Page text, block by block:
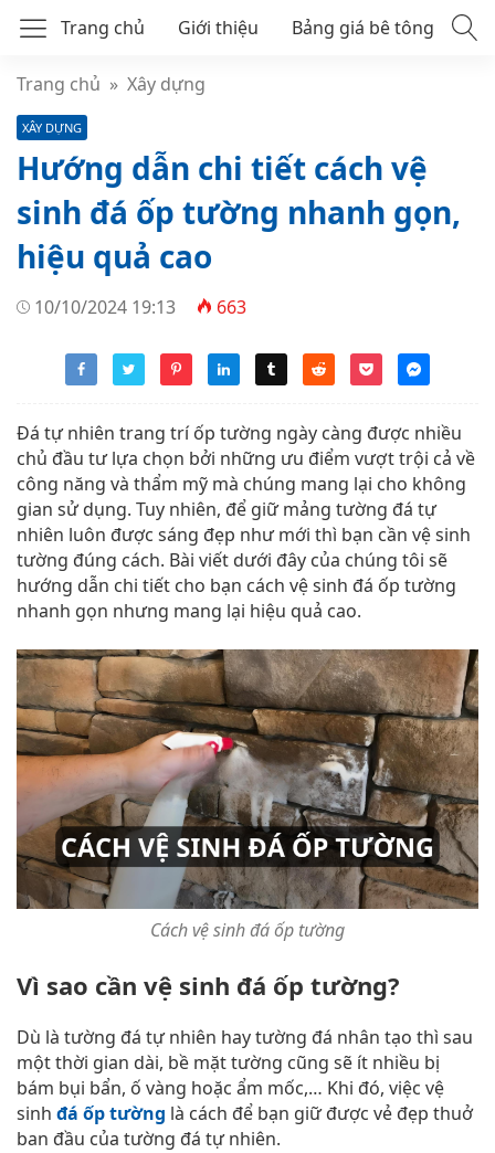
Trang chủ Giới thiệu Bảng giá bê tông
Bê tông thương phẩm
Trang chủ » Xây dựng
XÂY DỰNG
Hướng dẫn chi tiết cách vệ
sinh đá ốp tường nhanh gọn,
hiệu quả cao
10/10/2024 19:13 663
Đá tự nhiên trang trí ốp tường ngày càng được nhiều
chủ đầu tư lựa chọn bởi những ưu điểm vượt trội cả về
công năng và thẩm mỹ mà chúng mang lại cho không
gian sử dụng. Tuy nhiên, để giữ mảng tường đá tự
nhiên luôn được sáng đẹp như mới thì bạn cần vệ sinh
tường đúng cách. Bài viết dưới đây của chúng tôi sẽ
hướng dẫn chi tiết cho bạn cách vệ sinh đá ốp tường
nhanh gọn nhưng mang lại hiệu quả cao.
Cách vệ sinh đá ốp tường
Vì sao cần vệ sinh đá ốp tường?
Dù là tường đá tự nhiên hay tường đá nhân tạo thì sau
một thời gian dài, bề mặt tường cũng sẽ ít nhiều bị
bám bụi bẩn, ố vàng hoặc ẩm mốc,… Khi đó, việc vệ
sinh đá ốp tường là cách để bạn giữ được vẻ đẹp thuở
ban đầu của tường đá tự nhiên.